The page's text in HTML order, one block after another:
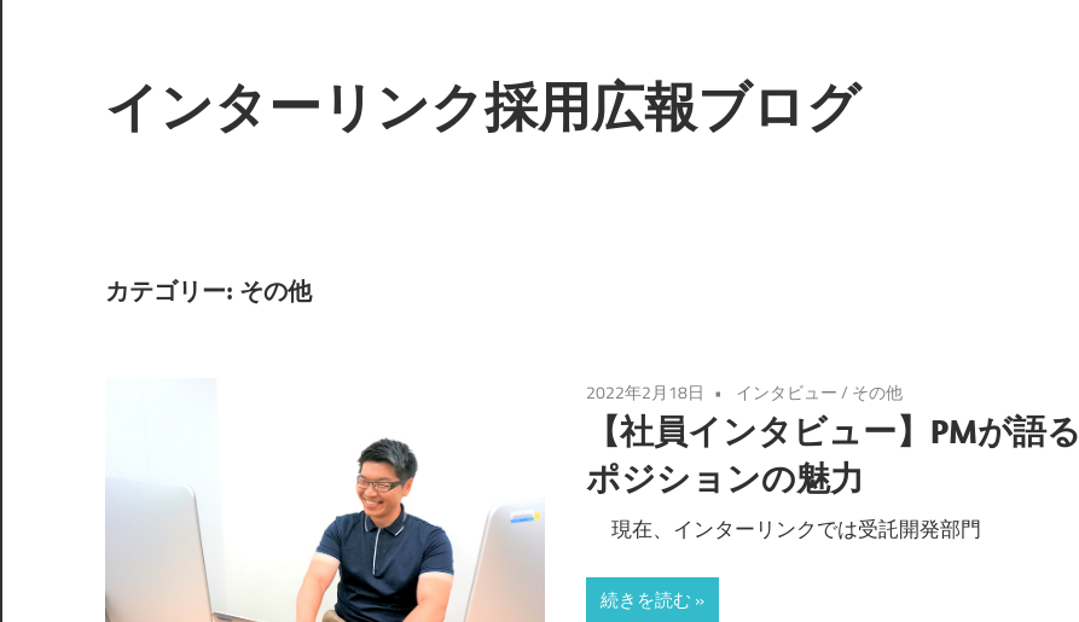
インターリンク採用広報ブログ
カテゴリー: その他
2022年2月18日 インタビュー/ その他
【社員インタビュー】PMが語る
ポジションの魅力
現在、インターリンクでは受託開発部門
続きを読む